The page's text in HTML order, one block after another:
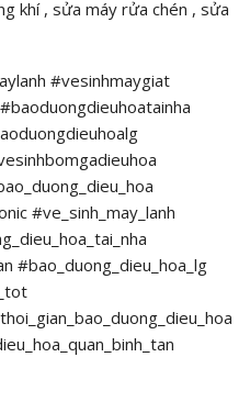
khí , sửa máy rửa chén , sửa
#vesinhmaygiat
#ve_sinh_may_lanh
#bao_duong_dieu_hoa_lg